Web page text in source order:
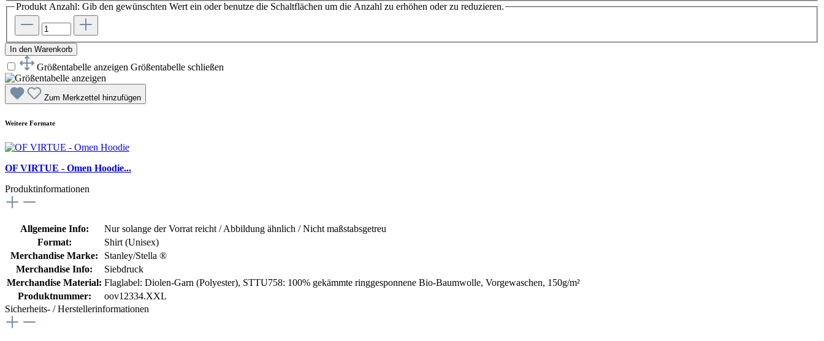
Produkt Anzahl: Gib den gewünschten Wert ein oder benutze die Schaltflächen um die Anzahl zu erhöhen oder zu reduzieren.
In den Warenkorb
Größentabelle anzeigen Größentabelle schließen
Zum Merkzettel hinzufügen
Weitere Formate
OF VIRTUE - Omen Hoodie...
Produktinformationen
Allgemeine Info:
Nur solange der Vorrat reicht / Abbildung ähnlich / Nicht maßstabsgetreu
Format:
Shirt (Unisex)
Merchandise Marke:
Stanley/Stella ®
Merchandise Info:
Siebdruck
Merchandise Material: Flaglabel: Diolen-Garn (Polyester), STTU758: 100% gekämmte ringgesponnene Bio-Baumwolle, Vorgewaschen, 150g/m²
Produktnummer:
oov12334.XXL
Sicherheits- / Herstellerinformationen